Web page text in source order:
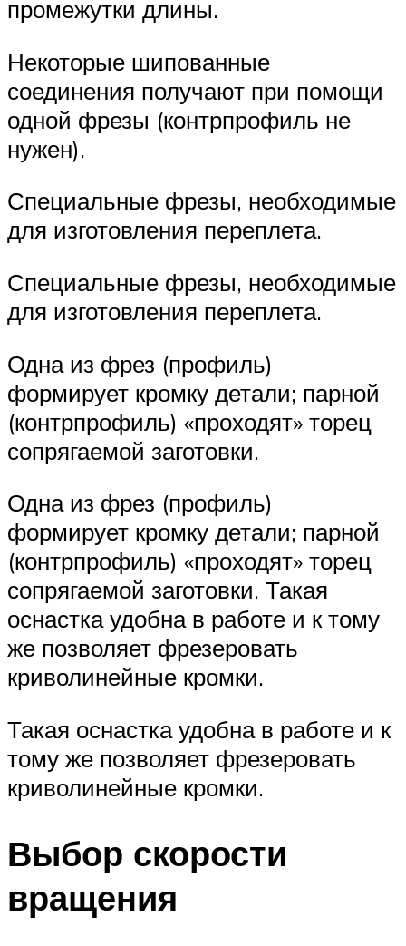
промежутки длины.
Некоторые шипованные
соединения получают при помощи
одной фрезы (контрпрофиль не
нужен).
Специальные фрезы, необходимые
для изготовления переплета.
Специальные фрезы, необходимые
для изготовления переплета.
Одна из фрез (профиль)
формирует кромку детали; парной
(контрпрофиль) «проходят» торец
сопрягаемой заготовки.
Одна из фрез (профиль)
формирует кромку детали; парной
(контрпрофиль) «проходят» торец
сопрягаемой заготовки. Такая
оснастка удобна в работе и к тому
же позволяет фрезеровать
криволинейные кромки.
Такая оснастка удобна в работе и к
тому же позволяет фрезеровать
криволинейные кромки.
Выбор скорости
вращения